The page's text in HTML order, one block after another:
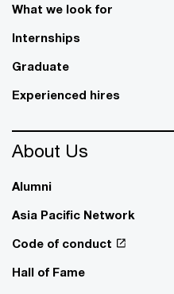
What we look for
Internships
Graduate
Experienced hires
About Us
Alumni
Asia Pacific Network
Code of conduct
Hall of Fame